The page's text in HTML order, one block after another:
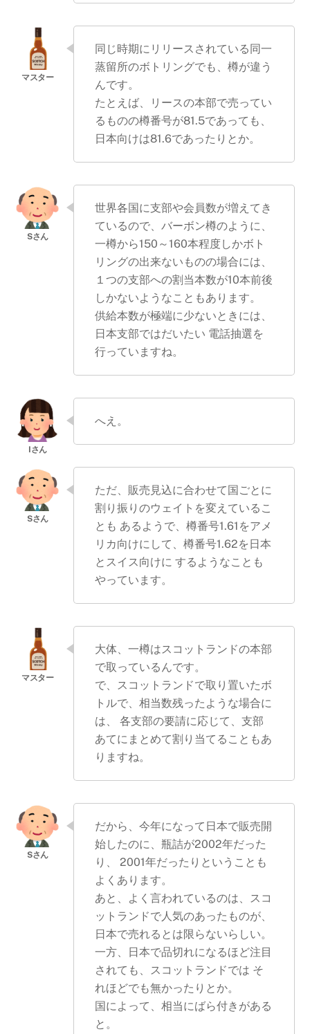
同じ時期にリリースされている同一
蒸留所のボトリングでも、樽が違う
んです。
たとえば、リースの本部で売ってい
るものの樽番号が81.5であっても、
日本向けは81.6であったりとか。
世界各国に支部や会員数が増えてき
ているので、バーボン樽のように、
一樽から150～160本程度しかボト
リングの出来ないものの場合には、
１つの支部への割当本数が10本前後
しかないようなこともあります。
供給本数が極端に少ないときには、
日本支部ではだいたい 電話抽選を
行っていますね。
へえ。
ただ、販売見込に合わせて国ごとに
割り振りのウェイトを変えているこ
とも あるようで、樽番号1.61をアメ
リカ向けにして、樽番号1.62を日本
とスイス向けに するようなことも
やっています。
大体、一樽はスコットランドの本部
で取っているんです。
で、スコットランドで取り置いたボ
トルで、相当数残ったような場合に
は、 各支部の要請に応じて、支部
あてにまとめて割り当てることもあ
りますね。
だから、今年になって日本で販売開
始したのに、瓶詰が2002年だった
り、 2001年だったりということも
よくあります。
あと、よく言われているのは、スコ
ットランドで人気のあったものが、
日本で売れるとは限らないらしい。
一方、日本で品切れになるほど注目
されても、スコットランドでは そ
れほどでも無かったりとか。
国によって、相当にばら付きがある
と。